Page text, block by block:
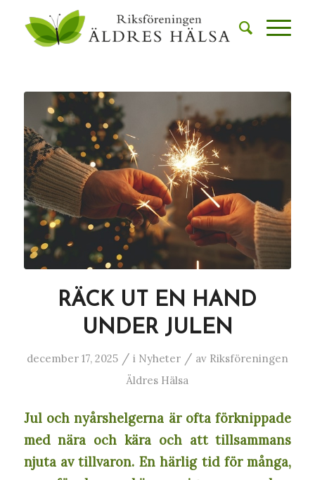
RÄCK UT EN HAND
UNDER JULEN
december 17, 2025 / i Nyheter / av Riksföreningen
Äldres Hälsa
Jul och nyårshelgerna är ofta förknippade
med nära och kära och att tillsammans
njuta av tillvaron. En härlig tid för många,